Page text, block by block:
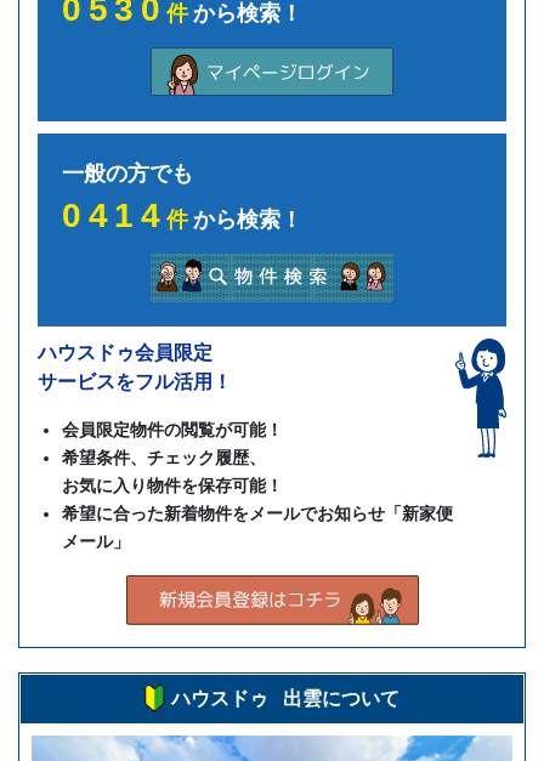
0530件から検索！
一般の方でも
0414件から検索！
ハウスドゥ会員限定
サービスをフル活用！
会員限定物件の閲覧が可能！
希望条件、チェック履歴、
お気に入り物件を保存可能！
希望に合った新着物件をメールでお知らせ「新家便
メール」
ハウスドゥ 出雲について